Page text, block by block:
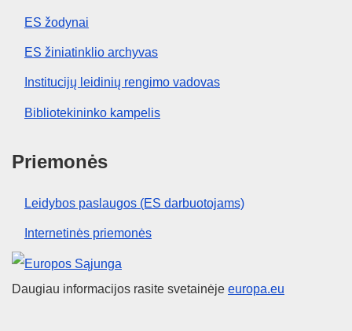
ES žodynai
ES žiniatinklio archyvas
Institucijų leidinių rengimo vadovas
Bibliotekininko kampelis
Priemonės
Leidybos paslaugos (ES darbuotojams)
Internetinės priemonės
Europos Sąjunga
Daugiau informacijos rasite svetainėje europa.eu